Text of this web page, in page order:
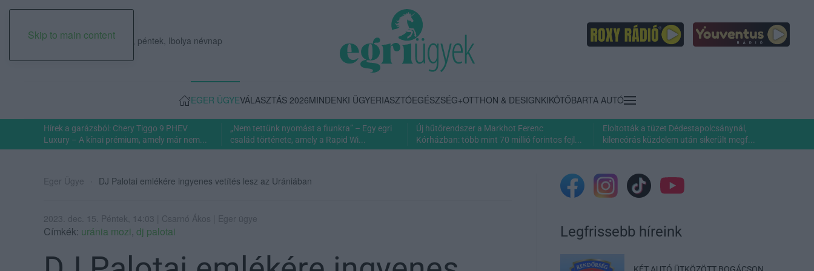
Skip to main content
2026. augusztus 07., péntek, Ibolya névnap
EGER ÜGYEVÁLASZTÁS 2026MINDENKI ÜGYERIASZTÓEGÉSZSÉG+OTTHON & DESIGNKIKÖTŐBARTA AUTÓ
Hírek a garázsból: Chery Tiggo 9 PHEV
Luxury – A kínai prémium, amely már nem...
„Nem tettünk nyomást a fiunkra” – Egy egri
család története, amely a Rapid Wi...
Új hűtőrendszer a Markhot Ferenc
Kórházban: több mint 70 millió forintos fejl...
Eloltották a tüzet Dédestapolcsánynál,
kilencórás küzdelem után sikerült megf...
Eger Ügye DJ Palotai emlékére ingyenes vetítés lesz az Urániában
2023. dec. 15. Péntek, 14:03 | Csarnó Ákos | Eger ügye
Címkék: uránia mozi, dj palotai Legfrissebb híreink
KÉT AUTÓ ÜTKÖZÖTT BOGÁCSON,